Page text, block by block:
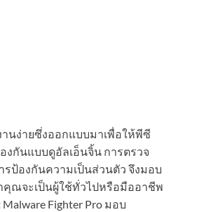
นง่ายซึ่งออกแบบมาเพื่อให้พีซี
กันแบบดูอัลเอ็นจิ้น การตรวจ
ป้องกันความเป็นส่วนตัว จึงมอบ
ณจะเป็นผู้ใช้ทั่วไปหรือมืออาชีพ
Fighter Pro มอบ